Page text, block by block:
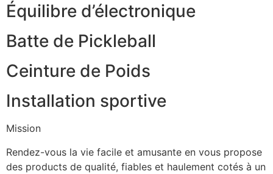
Équilibre d’électronique
Batte de Pickleball
Ceinture de Poids
Installation sportive
Mission
Rendez-vous la vie facile et amusante en vous propose
des products de qualité, fiables et haulement cotés à un